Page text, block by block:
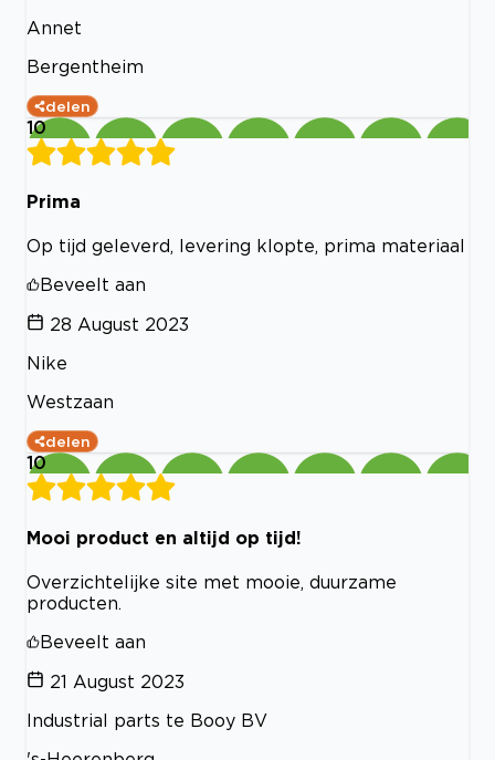
Annet
Bergentheim
delen
10
Prima
Op tijd geleverd, levering klopte, prima materiaal
Beveelt aan
28 August 2023
Nike
Westzaan
delen
10
Mooi product en altijd op tijd!
Overzichtelijke site met mooie, duurzame
producten.
Beveelt aan
21 August 2023
Industrial parts te Booy BV